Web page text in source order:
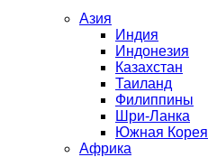
Азия
Индия
Индонезия
Казахстан
Таиланд
Филиппины
Шри-Ланка
Южная Корея
Африка